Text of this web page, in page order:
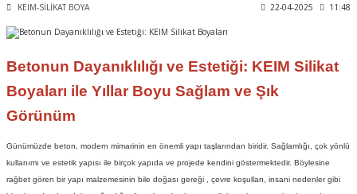
KEIM-SİLİKAT BOYA 22-04-2025 11:48
Betonun Dayanıklılığı ve Estetiği: KEIM Silikat
Boyaları ile Yıllar Boyu Sağlam ve Şık
Görünüm
Günümüzde beton, modern mimarinin en önemli yapı taşlarından biridir. Sağlamlığı, çok yönlü
kullanımı ve estetik yapısı ile birçok yapıda ve projede kendini göstermektedir. Böylesine
rağbet gören bir yapı malzemesinin bile doğası gereği , çevre koşulları, insani nedenler gibi